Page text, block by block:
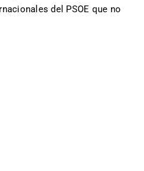
del PSOE que no